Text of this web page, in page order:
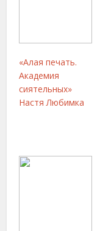
«Алая печать.
Академия
сиятельных»
Настя Любимка